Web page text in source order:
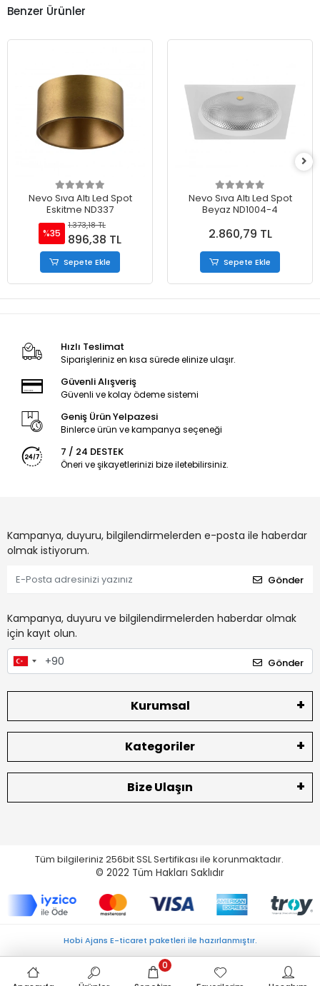
Benzer Ürünler
Nevo Sıva Altı Led Spot
Eskitme ND337
%35
1.373,18 TL
896,38 TL
Sepete Ekle
Nevo Sıva Altı Led Spot
Beyaz ND1004-4
2.860,79 TL
Sepete Ekle
Hızlı Teslimat
Siparişleriniz en kısa sürede elinize ulaşır.
Güvenli Alışveriş
Güvenli ve kolay ödeme sistemi
Geniş Ürün Yelpazesi
Binlerce ürün ve kampanya seçeneği
7 / 24 DESTEK
Öneri ve şikayetlerinizi bize iletebilirsiniz.
Kampanya, duyuru, bilgilendirmelerden e-posta ile haberdar
olmak istiyorum.
Gönder
Kampanya, duyuru ve bilgilendirmelerden haberdar olmak
için kayıt olun.
Gönder
Kurumsal
Kategoriler
Bize Ulaşın
Tüm bilgileriniz 256bit SSL Sertifikası ile korunmaktadır.
© 2022 Tüm Hakları Saklıdır
0
Hobi Ajans E-ticaret paketleri ile hazırlanmıştır.